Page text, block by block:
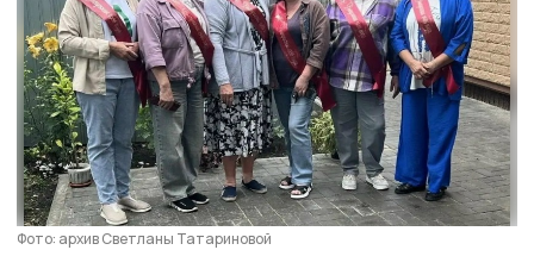
Фото: архив Светланы Татариновой